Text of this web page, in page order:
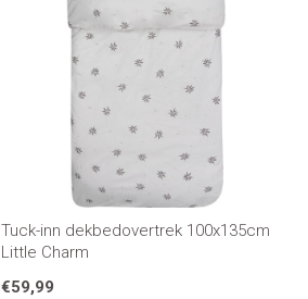
Tuck-inn dekbedovertrek 100x135cm
Little Charm
€59,99